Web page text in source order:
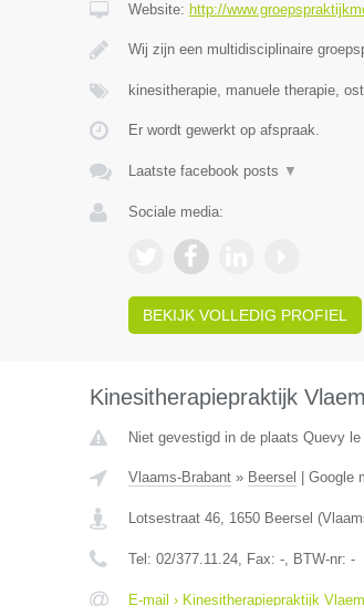
Website: http://
Wij zijn een multidisciplinaire
kinesitherapie, manuele therapie,
Er wordt gewerkt op afspraak.
Laatste facebook posts ▼
Sociale media:
BEKIJK VOLLEDIG PROFIEL
Kinesitherapiepraktijk
Niet gevestigd in de plaats Quevy
Vlaams-Brabant» Beersel Google
Lotsestraat 46, 1650 Beersel (
Tel: 02/377.11.24, Fax: -, BTW-nr: -
E-mail › Kinesitherapiepraktijk